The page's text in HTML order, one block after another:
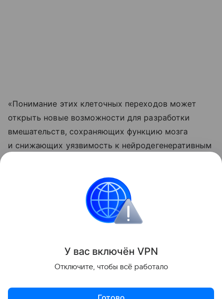
«Понимание этих клеточных переходов может
открыть новые возможности для разработки
вмешательств, сохраняющих функцию мозга
и снижающих уязвимость к нейродегенеративным
Поделиться
У вас включён VPN
Отключите, чтобы всё работало